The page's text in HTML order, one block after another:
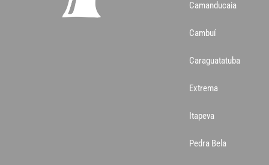
Camanducaia
Cambuí
Caraguatatuba
Extrema
Itapeva
Pedra Bela